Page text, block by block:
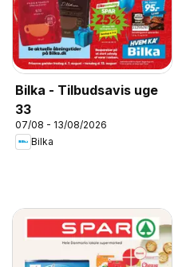
Bilka - Tilbudsavis uge
33
07/08 - 13/08/2026
Bilka